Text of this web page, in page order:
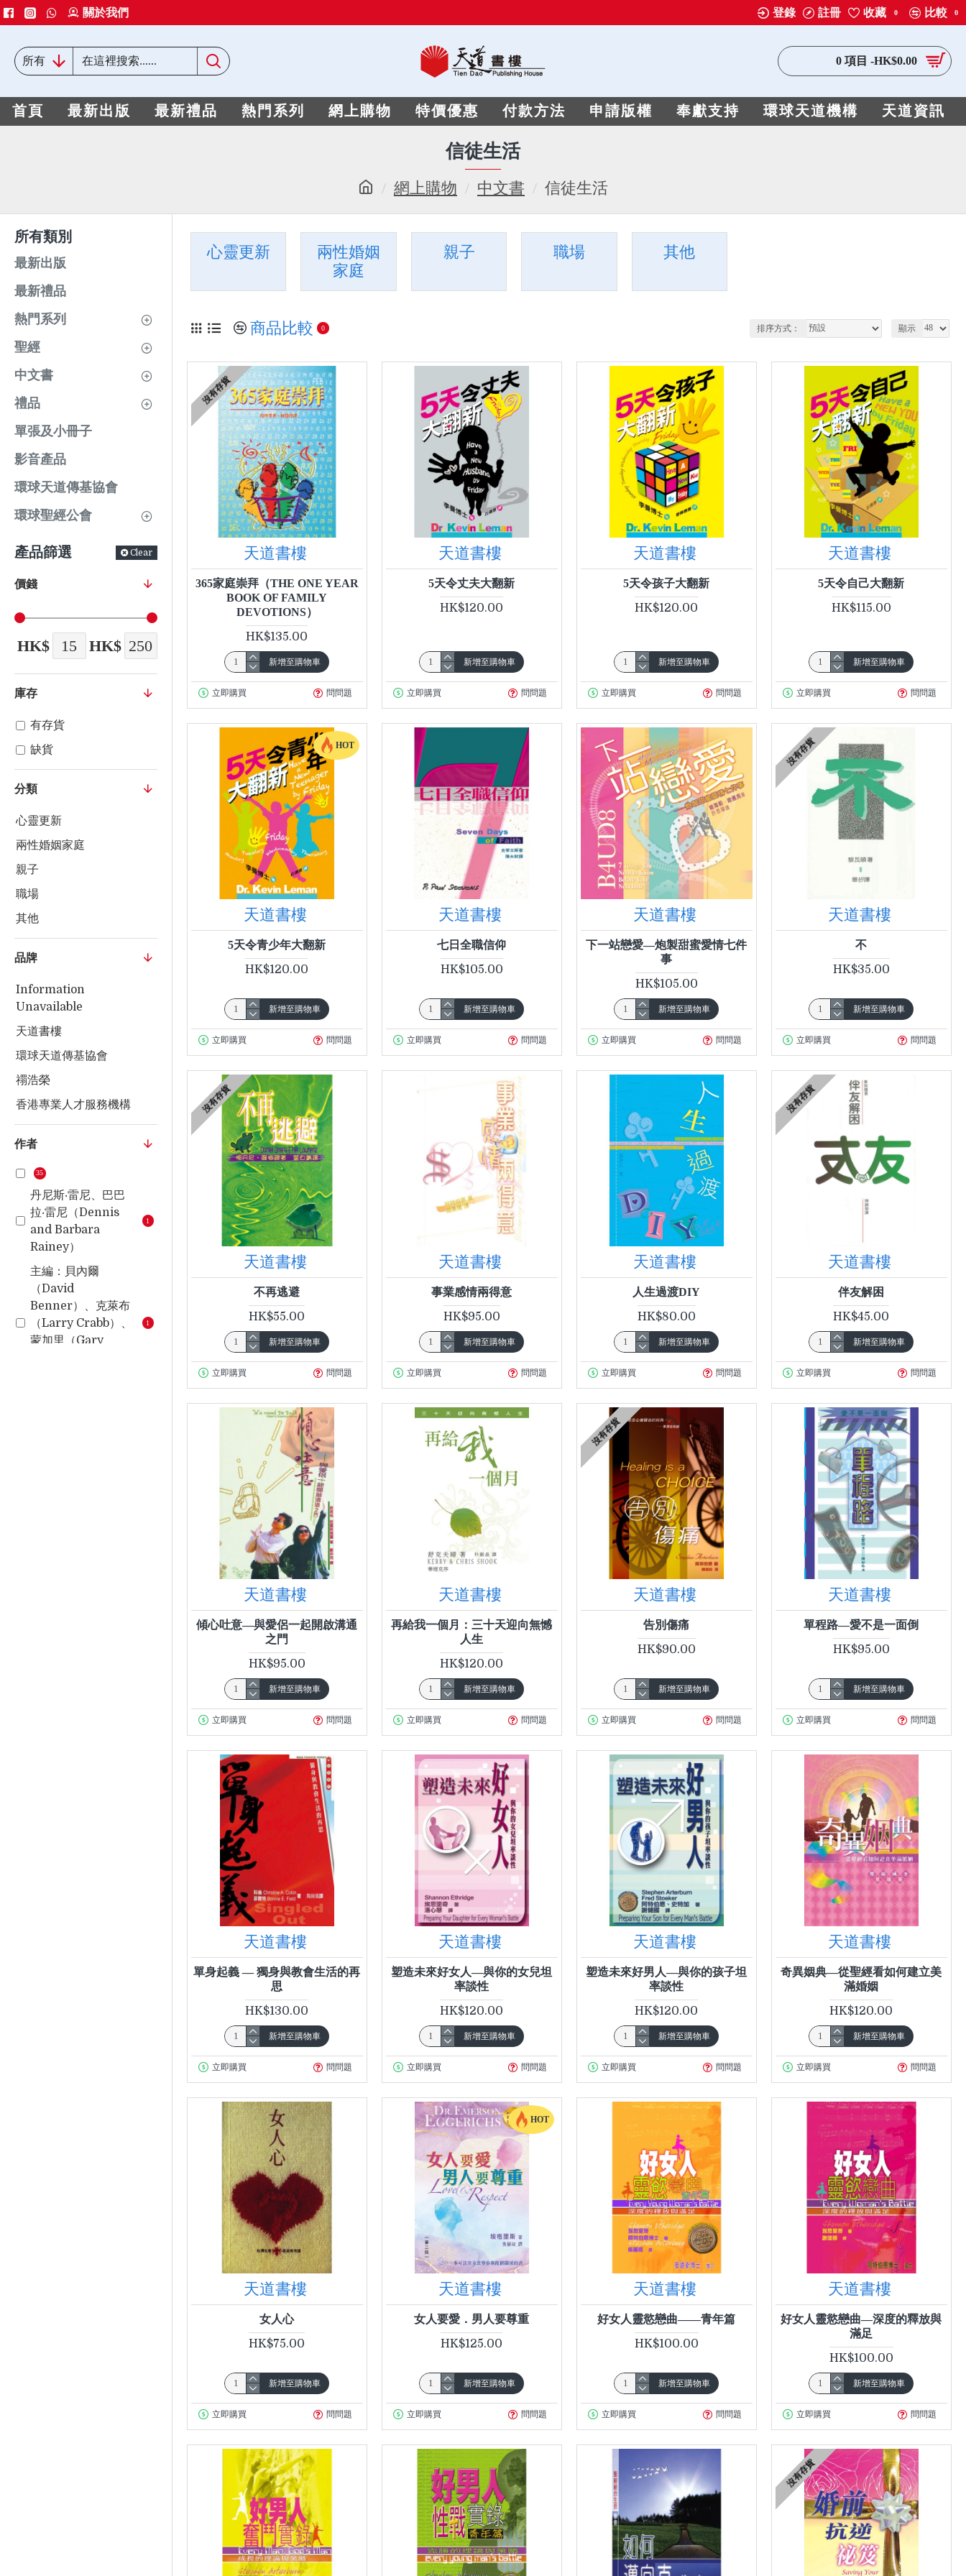
關於我們 登錄 註冊 收藏 0 比較 0
所有 0 項目 -HK$0.00
首頁 最新出版 最新禮品 熱門系列 網上購物 特價優惠 付款方法 申請版權 奉獻支持 環球天道機構 天道資訊
網上購物 中文書 信徒生活
信徒生活
所有類別
最新出版
最新禮品
熱門系列
聖經
中文書
禮品
單張及小冊子
影音產品
環球天道傳基協會
環球聖經公會
產品篩選 Clear
價錢
HK$ HK$
分類
心靈更新
兩性婚姻家庭
親子
職場
其他
品牌
Information
Unavailable
天道書樓
環球天道傳基協會
禤浩榮
香港專業人才服務機構
作者
35
丹尼斯‧雷尼、巴巴
拉‧雷尼（Dennis
and Barbara
Rainey）
1
主編：貝內爾
（David
Benner）、克萊布
（Larry Crabb）、
蒙加里（Gary
1
庫存
有存貨
缺貨
心靈更新
兩性婚姻
家庭
親子 職場 其他
商品比較 0 排序方式： 顯示
沒有存貨
天道書樓
365家庭崇拜（THE ONE YEAR
BOOK OF FAMILY
DEVOTIONS）
HK$135.00
新增至購物車
立即購買 問問題
天道書樓
5天令丈夫大翻新
HK$120.00
新增至購物車
立即購買 問問題
天道書樓
5天令孩子大翻新
HK$120.00
新增至購物車
立即購買 問問題
天道書樓
5天令自己大翻新
HK$115.00
新增至購物車
立即購買 問問題
HOT
天道書樓
5天令青少年大翻新
HK$120.00
新增至購物車
立即購買 問問題
天道書樓
七日全職信仰
HK$105.00
新增至購物車
立即購買 問問題
天道書樓
下一站戀愛—炮製甜蜜愛情七件
事
HK$105.00
新增至購物車
立即購買 問問題
沒有存貨
天道書樓
不
HK$35.00
新增至購物車
立即購買 問問題
沒有存貨
天道書樓
不再逃避
HK$55.00
新增至購物車
立即購買 問問題
天道書樓
事業感情兩得意
HK$95.00
新增至購物車
立即購買 問問題
天道書樓
人生過渡DIY
HK$80.00
新增至購物車
立即購買 問問題
沒有存貨
天道書樓
伴友解困
HK$45.00
新增至購物車
立即購買 問問題
天道書樓
傾心吐意—與愛侶一起開啟溝通
之門
HK$95.00
新增至購物車
立即購買 問問題
天道書樓
再給我一個月：三十天迎向無憾
人生
HK$120.00
新增至購物車
立即購買 問問題
沒有存貨
天道書樓
告別傷痛
HK$90.00
新增至購物車
立即購買 問問題
天道書樓
單程路—愛不是一面倒
HK$95.00
新增至購物車
立即購買 問問題
天道書樓
單身起義 — 獨身與教會生活的再
思
HK$130.00
新增至購物車
立即購買 問問題
天道書樓
塑造未來好女人—與你的女兒坦
率談性
HK$120.00
新增至購物車
立即購買 問問題
天道書樓
塑造未來好男人—與你的孩子坦
率談性
HK$120.00
新增至購物車
立即購買 問問題
天道書樓
奇異姻典—從聖經看如何建立美
滿婚姻
HK$120.00
新增至購物車
立即購買 問問題
天道書樓
女人心
HK$75.00
新增至購物車
立即購買 問問題
HOT
天道書樓
女人要愛．男人要尊重
HK$125.00
新增至購物車
立即購買 問問題
天道書樓
好女人靈慾戀曲——青年篇
HK$100.00
新增至購物車
立即購買 問問題
天道書樓
好女人靈慾戀曲—深度的釋放與
滿足
HK$100.00
新增至購物車
立即購買 問問題
沒有存貨